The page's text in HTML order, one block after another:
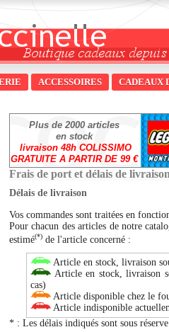
ACCESSOIRES CADEAUX
Plus de 2000 articles
en stock
livraison 48h COLISSIMO
GRATUITE A PARTIR DE 99 €
Frais de port et délais de livraison
Délais de livraison
Vos commandes sont traitées en
Pour chacun des articles de notre
estimé(*) de l'article concerné :
Article en stock, livraison
Article en stock, livraison
cas)
Article disponible chez le
Article indisponible
* : Les délais indiqués sont sous